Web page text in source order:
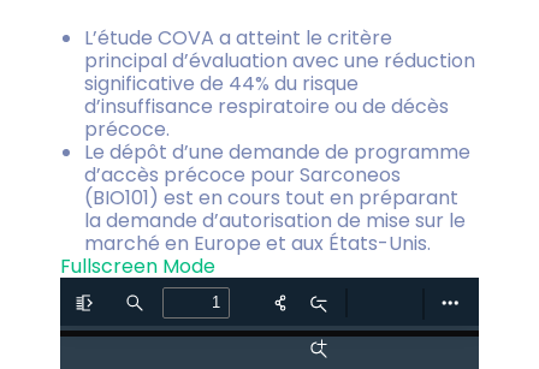
L’étude COVA a atteint le critère
principal d’évaluation avec une réduction
significative de 44% du risque
d’insuffisance respiratoire ou de décès
précoce.
Le dépôt d’une demande de programme
d’accès précoce pour Sarconeos
(BIO101) est en cours tout en préparant
la demande d’autorisation de mise sur le
marché en Europe et aux États-Unis.
Fullscreen Mode